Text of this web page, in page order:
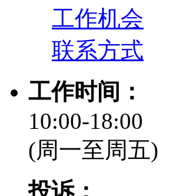
工作机会
联系方式
工作时间：
10:00-18:00
(周一至周五)
投诉：